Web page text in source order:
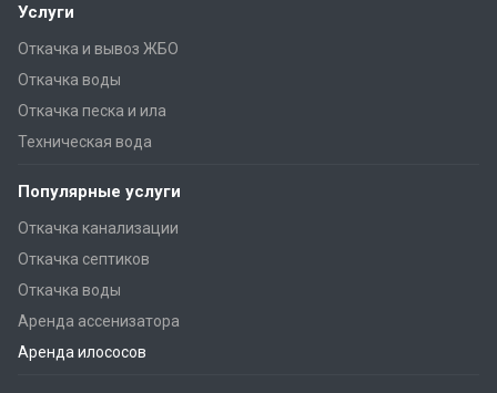
Услуги
Откачка и вывоз ЖБО
Откачка воды
Откачка песка и ила
Техническая вода
Популярные услуги
Откачка канализации
Откачка септиков
Откачка воды
Аренда ассенизатора
Аренда илососов